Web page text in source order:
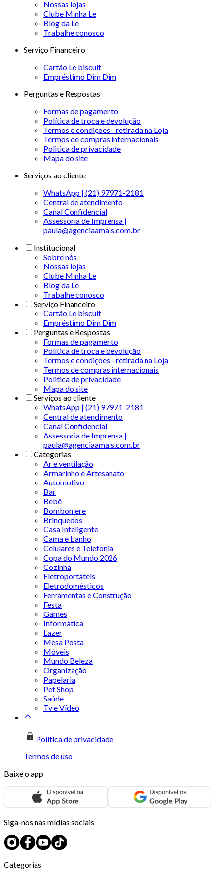
Nossas lojas
Clube Minha Le
Blog da Le
Trabalhe conosco
Serviço Financeiro
Cartão Le biscuit
Empréstimo Dim Dim
Perguntas e Respostas
Formas de pagamento
Política de troca e devolução
Termos e condições - retirada na Loja
Termos de compras internacionais
Politica de privacidade
Mapa do site
Serviços ao cliente
WhatsApp | (21) 97971-2181
Central de atendimento
Canal Confidencial
Assessoria de Imprensa |
paula@agenciaamais.com.br
Institucional
Sobre nós
Nossas lojas
Clube Minha Le
Blog da Le
Trabalhe conosco
Serviço Financeiro
Cartão Le biscuit
Empréstimo Dim Dim
Perguntas e Respostas
Formas de pagamento
Política de troca e devolução
Termos e condições - retirada na Loja
Termos de compras internacionais
Politica de privacidade
Mapa do site
Serviços ao cliente
WhatsApp | (21) 97971-2181
Central de atendimento
Canal Confidencial
Assessoria de Imprensa |
paula@agenciaamais.com.br
Categorias
Ar e ventilação
Armarinho e Artesanato
Automotivo
Bar
Bebê
Bomboniere
Brinquedos
Casa Inteligente
Cama e banho
Celulares e Telefonia
Copa do Mundo 2026
Cozinha
Eletroportáteis
Eletrodomésticos
Ferramentas e Construção
Festa
Games
Informática
Lazer
Mesa Posta
Móveis
Mundo Beleza
Organização
Papelaria
Pet Shop
Saúde
Tv e Vídeo
Política de privacidade
Termos de uso
Baixe o app
Siga-nos nas mídias sociais
Categorias